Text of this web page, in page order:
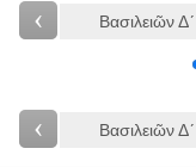
‹ Βασιλειῶν
‹ Βασιλειῶν